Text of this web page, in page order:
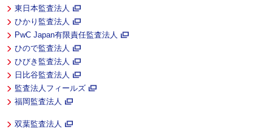
東日本監査法人
ひかり監査法人
PwC Japan有限責任監査法人
ひので監査法人
ひびき監査法人
日比谷監査法人
監査法人フィールズ
福岡監査法人
双葉監査法人